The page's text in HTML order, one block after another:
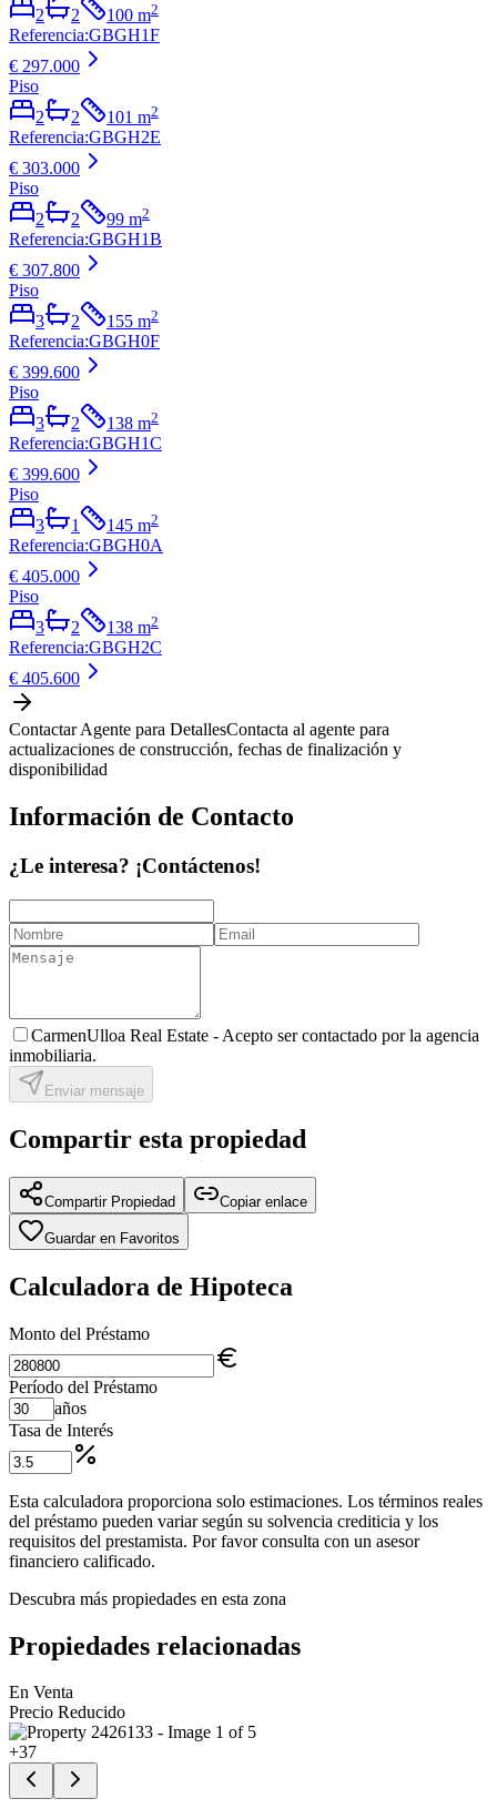
2
2 100 m2
Referencia:GBGH1F
€ 297.000
Piso
2
2 101 m2
Referencia:GBGH2E
€ 303.000
Piso
2
2 99 m2
Referencia:GBGH1B
€ 307.800
Piso
3
2 155 m2
Referencia:GBGH0F
€ 399.600
Piso
3
2 138 m2
Referencia:GBGH1C
€ 399.600
Piso
3
1 145 m2
Referencia:GBGH0A
€ 405.000
Piso
3
2 138 m2
Referencia:GBGH2C
€ 405.600
Contactar Agente para DetallesContacta al agente para
actualizaciones de construcción, fechas de finalización y
disponibilidad
Información de Contacto
¿Le interesa? ¡Contáctenos!
CarmenUlloa Real Estate - Acepto ser contactado por la agencia
inmobiliaria.
Enviar mensaje
Compartir esta propiedad
Compartir Propiedad Copiar enlace
Guardar en Favoritos
Calculadora de Hipoteca
Monto del Préstamo
Período del Préstamo
años
Tasa de Interés
Esta calculadora proporciona solo estimaciones. Los términos reales
del préstamo pueden variar según su solvencia crediticia y los
requisitos del prestamista. Por favor consulta con un asesor
financiero calificado.
Descubra más propiedades en esta zona
Propiedades relacionadas
En Venta
Precio Reducido
+37